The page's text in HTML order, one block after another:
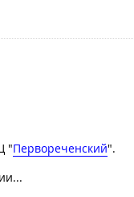
"Первореченский".